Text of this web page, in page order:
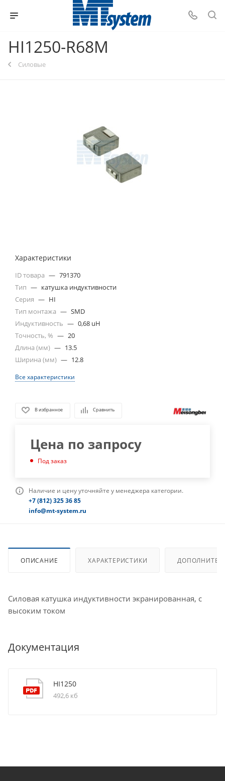
HI1250-R68M
Силовые
Характеристики
ID товара — 791370
Тип — катушка индуктивности
Серия — HI
Тип монтажа — SMD
Индуктивность — 0,68 uH
Точность, % — 20
Длина (мм) — 13.5
Ширина (мм) — 12.8
Все характеристики
В избранное Сравнить
Цена по запросу
Под заказ
Наличие и цену уточняйте у менеджера категории.
+7 (812) 325 36 85
info@mt-system.ru
ОПИСАНИЕ ХАРАКТЕРИСТИКИ
Силовая катушка индуктивности экранированная, с
высоким током
Документация
HI1250
492,6 кб